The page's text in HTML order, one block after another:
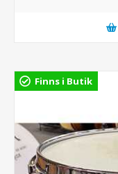
Finns i Butik